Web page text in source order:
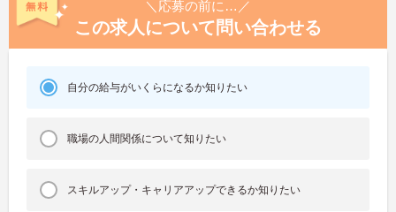
＼応募の前に…／
この求人について問い合わせる
自分の給与がいくらになるか知りたい
職場の人間関係について知りたい
スキルアップ・キャリアアップできるか知りたい